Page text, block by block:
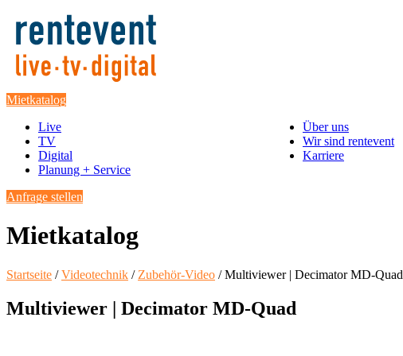
Mietkatalog
Live
TV
Digital
Planung + Service
Über uns
Wir sind rentevent
Karriere
Anfrage stellen
Mietkatalog
Startseite /Videotechnik / Zubehör-Video / Multiviewer | Decimator MD-Quad
Multiviewer | Decimator MD-Quad